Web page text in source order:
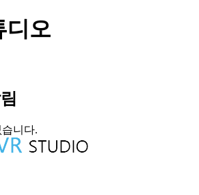
디오
니다.